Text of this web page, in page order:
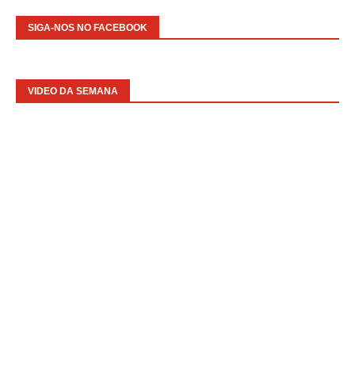
SIGA-NOS NO FACEBOOK
VIDEO DA SEMANA